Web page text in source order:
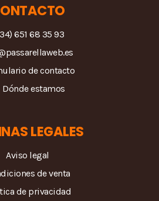
651 68 35 93
de contacto
Dónde estamos
LEGALES
Aviso legal
de venta
de privacidad